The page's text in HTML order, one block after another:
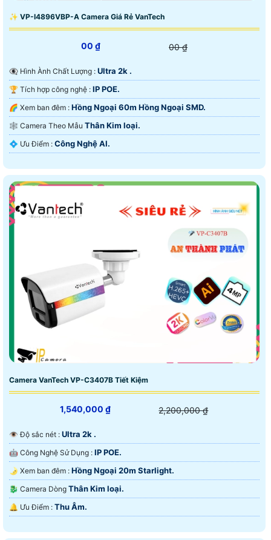
✨ VP-I4896VBP-A Camera Giá Rẻ VanTech
00 ₫ 00 ₫
👁️‍🗨 Hình Ành Chất Lượng : Ultra 2k .
🏆 Tích hợp công nghệ : IP POE.
🌈 Xem ban đêm : Hồng Ngoại 60m Hồng Ngoại SMD.
🕸️ Camera Theo Mẫu Thân Kim loại.
️💠 Ưu Điểm : Công Nghệ AI.
Camera VanTech VP-C3407B Tiết Kiệm
1,540,000 ₫ 2,200,000 ₫
👁 Độ sắc nét : Ultra 2k .
🤖️ Công Nghệ Sử Dụng : IP POE.
🌛 Xem ban đêm : Hồng Ngoại 20m Starlight.
🐉️ Camera Dòng Thân Kim loại.
️🔔 Ưu Điểm : Thu Âm.